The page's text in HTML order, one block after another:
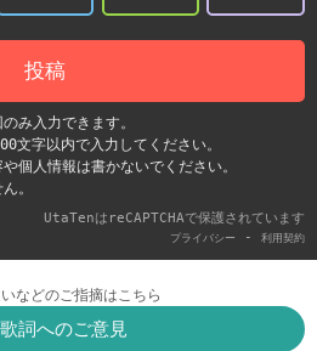
投稿
み入力できます。
文字以内で入力してください。
個人情報は書かないでください。
。
UtaTenはreCAPTCHAで保護されています
プライバシー - 利用契約
などのご指摘はこちら
詞へのご意見